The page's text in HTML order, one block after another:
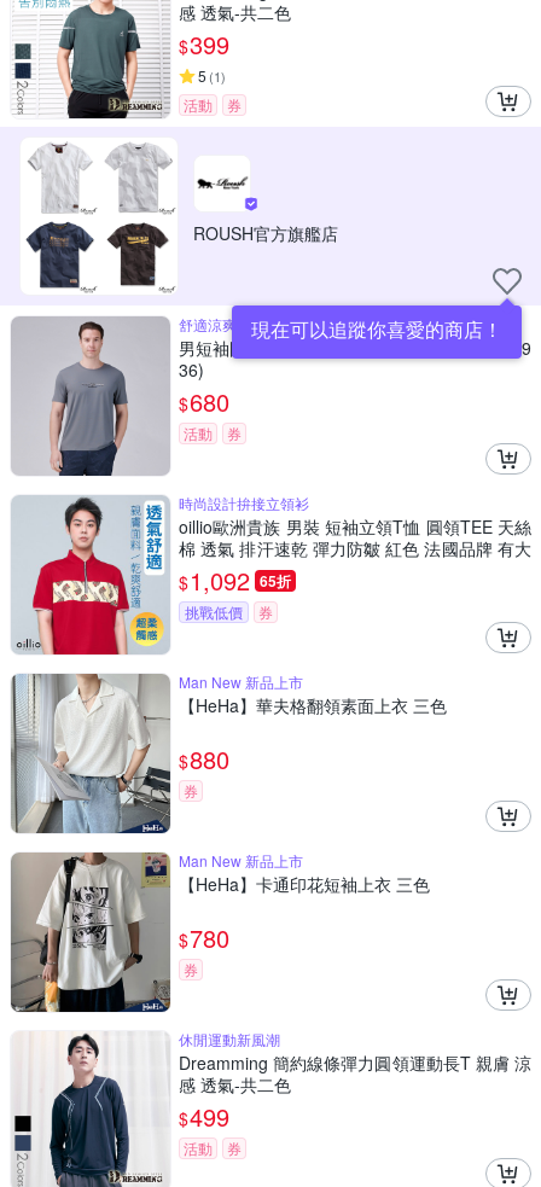
感 透氣-共二色
$399
5 (1)
活動 券
ROUSH官方旗艦店
現在可以追蹤你喜愛的商店！
舒適涼爽吸排彈力功能紗
男短袖圓領T恤 涼感 吸濕排汗彈力 灰(15-5V99
36)
$680
活動 券
時尚設計拚接立領衫
oillio歐洲貴族 男裝 短袖立領T恤 圓領TEE 天絲
棉 透氣 排汗速乾 彈力防皺 紅色 法國品牌 有大
尺碼
$1,092 65折
挑戰低價 券
Man New 新品上市
【HeHa】華夫格翻領素面上衣 三色
$880
券
Man New 新品上市
【HeHa】卡通印花短袖上衣 三色
$780
券
休閒運動新風潮
Dreamming 簡約線條彈力圓領運動長T 親膚 涼
感 透氣-共二色
$499
活動 券